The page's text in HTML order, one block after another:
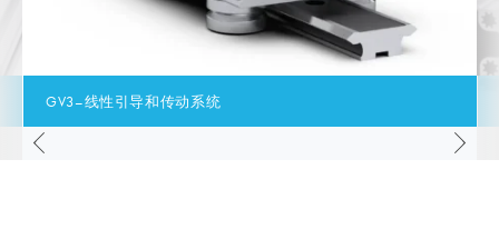
GV3–线性引导和传动系统